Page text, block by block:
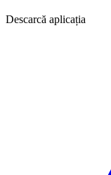
Descarcă aplicația